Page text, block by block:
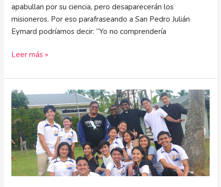
apabullan por su ciencia, pero desaparecerán los
misioneros. Por eso parafraseando a San Pedro Julián
Eymard podríamos decir: “Yo no comprendería
Leer más »
Atractivo
y
nostalgia
de
la
belleza
divina